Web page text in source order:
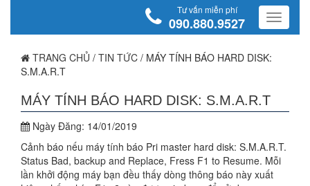
Tư vấn miễn phí
090.880.9527
TRANG CHỦ / TIN TỨC / MÁY TÍNH BÁO HARD DISK:
S.M.A.R.T
MÁY TÍNH BÁO HARD DISK: S.M.A.R.T
Ngày Đăng: 14/01/2019
Cảnh báo nếu máy tính báo Pri master hard disk: S.M.A.R.T.
Status Bad, backup and Replace, Fress F1 to Resume. Mỗi
lần khởi động máy bạn đều thấy dòng thông báo này xuất